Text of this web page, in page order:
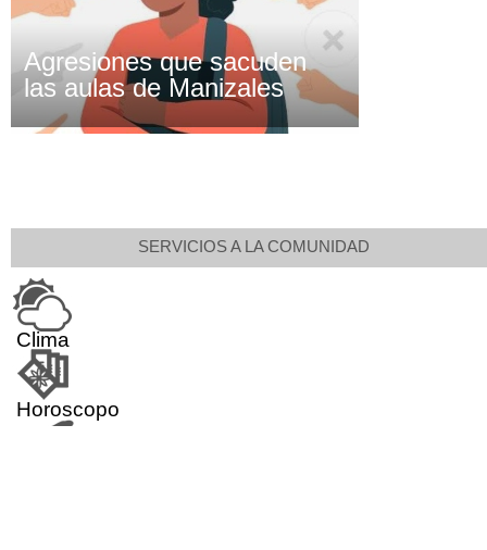
Agresiones que sacuden
las aulas de Manizales
SERVICIOS A LA COMUNIDAD
Clima
Horoscopo